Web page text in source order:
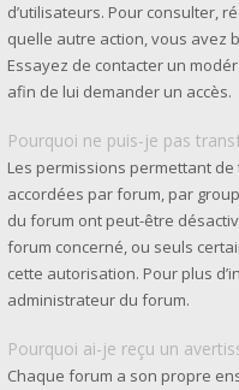
d’utilisateurs. Pour consulter,
quelle autre action, vous avez
Essayez de contacter un
afin de lui demander un accès.
Pourquoi ne puis-je pas
Les permissions permettant
accordées par forum, par
du forum ont peut-être
forum concerné, ou seuls
cette autorisation. Pour plus
administrateur du forum.
Pourquoi ai-je reçu un
Chaque forum a son propre